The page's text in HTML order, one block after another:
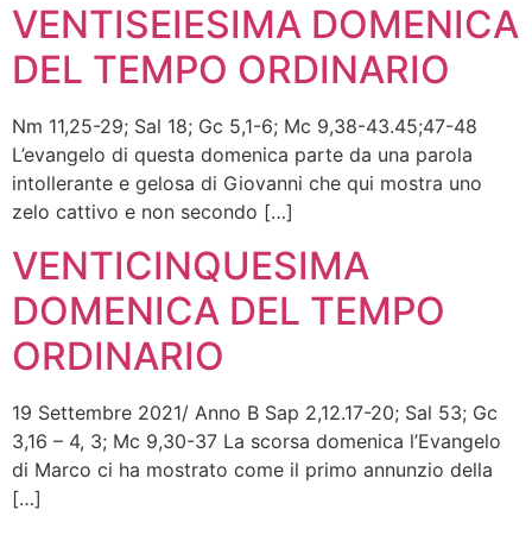
VENTISEIESIMA DOMENICA
DEL TEMPO ORDINARIO
Nm 11,25-29; Sal 18; Gc 5,1-6; Mc 9,38-43.45;47-48
L’evangelo di questa domenica parte da una parola
intollerante e gelosa di Giovanni che qui mostra uno
zelo cattivo e non secondo […]
VENTICINQUESIMA
DOMENICA DEL TEMPO
ORDINARIO
19 Settembre 2021/ Anno B Sap 2,12.17-20; Sal 53; Gc
3,16 – 4, 3; Mc 9,30-37 La scorsa domenica l’Evangelo
di Marco ci ha mostrato come il primo annunzio della
[…]